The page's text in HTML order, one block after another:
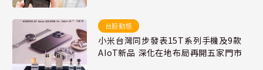
台股動態
小米台灣同步發表15T系列手機及9款
AIoT新品 深化在地布局再開五家門市